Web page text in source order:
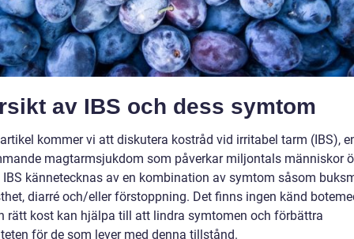
av IBS och dess symtom
kommer vi att diskutera kostråd vid irritabel tarm (IBS),
magtarmsjukdom som påverkar miljontals människor
IBS kännetecknas av en kombination av symtom såsom
diarré och/eller förstoppning. Det finns ingen känd
rätt kost kan hjälpa till att lindra symtomen och förbättra
för de som lever med denna tillstånd.